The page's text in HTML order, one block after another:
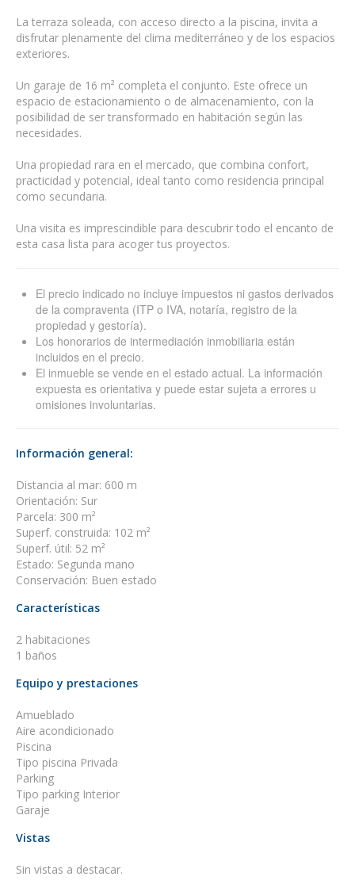
La terraza soleada, con acceso directo a la piscina, invita a
disfrutar plenamente del clima mediterráneo y de los espacios
exteriores.
Un garaje de 16 m² completa el conjunto. Este ofrece un
espacio de estacionamiento o de almacenamiento, con la
posibilidad de ser transformado en habitación según las
necesidades.
Una propiedad rara en el mercado, que combina confort,
practicidad y potencial, ideal tanto como residencia principal
como secundaria.
Una visita es imprescindible para descubrir todo el encanto de
esta casa lista para acoger tus proyectos.
El precio indicado no incluye impuestos ni gastos derivados
de la compraventa (ITP o IVA, notaría, registro de la
propiedad y gestoría).
Los honorarios de intermediación inmobiliaria están
incluidos en el precio.
El inmueble se vende en el estado actual. La información
expuesta es orientativa y puede estar sujeta a errores u
omisiones involuntarias.
Información general:
Distancia al mar: 600 m
Orientación: Sur
Parcela: 300 m²
Superf. construida: 102 m²
Superf. útil: 52 m²
Estado: Segunda mano
Conservación: Buen estado
Características
2 habitaciones
1 baños
Equipo y prestaciones
Amueblado
Aire acondicionado
Piscina
Tipo piscina Privada
Parking
Tipo parking Interior
Garaje
Vistas
Sin vistas a destacar.